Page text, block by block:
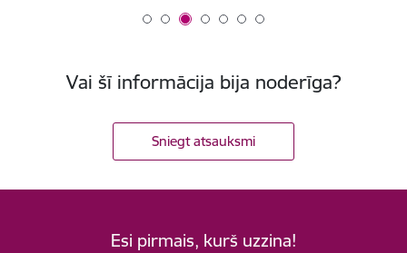
Vai šī informācija bija noderīga?
Sniegt atsauksmi
Esi pirmais, kurš uzzina!